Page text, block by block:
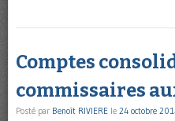
Comptes
commissaires
Posté par Benoît RIVIERE le 24 octobre